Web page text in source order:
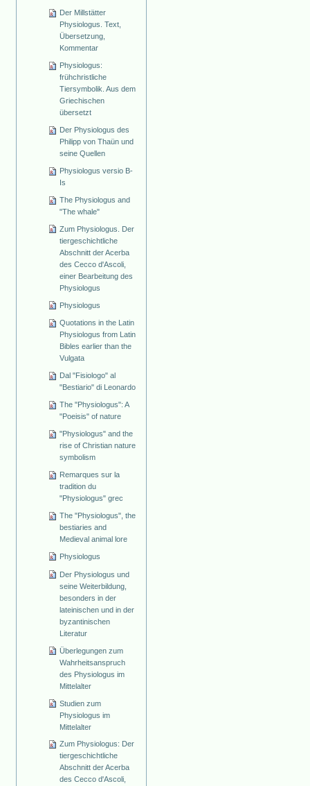
Der Millstätter
Physiologus. Text,
Übersetzung,
Kommentar
Physiologus:
frühchristliche
Tiersymbolik. Aus dem
Griechischen
übersetzt
Der Physiologus des
Philipp von Thaün und
seine Quellen
Physiologus versio B-
Is
The Physiologus and
"The whale"
Zum Physiologus. Der
tiergeschichtliche
Abschnitt der Acerba
des Cecco d'Ascoli,
einer Bearbeitung des
Physiologus
Physiologus
Quotations in the Latin
Physiologus from Latin
Bibles earlier than the
Vulgata
Dal "Fisiologo" al
"Bestiario" di Leonardo
The "Physiologus": A
"Poeisis" of nature
"Physiologus" and the
rise of Christian nature
symbolism
Remarques sur la
tradition du
"Physiologus" grec
The "Physiologus", the
bestiaries and
Medieval animal lore
Physiologus
Der Physiologus und
seine Weiterbildung,
besonders in der
lateinischen und in der
byzantinischen
Literatur
Überlegungen zum
Wahrheitsanspruch
des Physiologus im
Mittelalter
Studien zum
Physiologus im
Mittelalter
Zum Physiologus: Der
tiergeschichtliche
Abschnitt der Acerba
des Cecco d'Ascoli,